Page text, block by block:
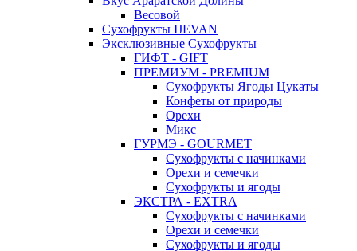
Весовой
Сухофрукты IJEVAN
Эксклюзивные Сухофрукты
ГИФТ - GIFT
ПРЕМИУМ - PREMIUM
Сухофрукты Ягоды Цукаты
Конфеты от природы
Орехи
Микс
ГУРМЭ - GOURMET
Сухофрукты с начинками
Орехи и семечки
Сухофрукты и ягоды
ЭКСТРА - EXTRA
Сухофрукты с начинками
Орехи и семечки
Сухофрукты и ягоды